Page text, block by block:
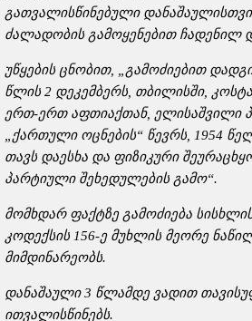
გათვალისწინებული
ძალადობის გამოყენებით ჩადენილ
უწყების ცნობით, „გამოძიებით
წლის 2 დეკემბერს, თბილისში,
ერთ-ერთ აფთიაქთან, ელისაშვილი
„ქართული ოცნების“ წევრს, 1954
თავს დაესხა და ფიზიკური
პარტიული შეხედულების გამო“.
მომხდარ ფაქტზე გამოძიება
კოდექსის 156-ე მუხლის მეორე
მიმდინარეობს.
დანაშაული 3 წლამდე ვადით
ითვალისწინებს.